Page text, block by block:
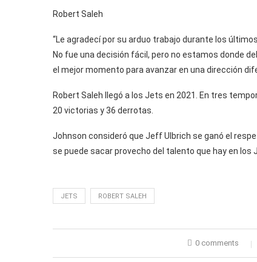
Robert Saleh
“Le agradecí por su arduo trabajo durante los
No fue una decisión fácil, pero no estamos donde
el mejor momento para avanzar en una dirección
Robert Saleh llegó a los Jets en 2021. En tres
20 victorias y 36 derrotas.
Johnson consideró que Jeff Ulbrich se ganó el
se puede sacar provecho del talento que hay en
JETS ROBERT SALEH
0 comments